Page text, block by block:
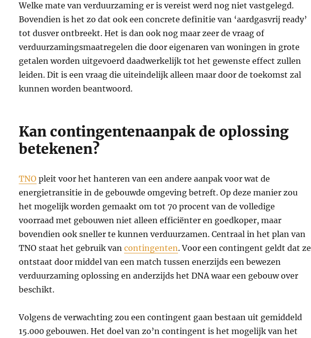
Welke mate van verduurzaming er is vereist werd nog niet vastgelegd.
Bovendien is het zo dat ook een concrete definitie van ‘aardgasvrij ready’
tot dusver ontbreekt. Het is dan ook nog maar zeer de vraag of
verduurzamingsmaatregelen die door eigenaren van woningen in grote
getalen worden uitgevoerd daadwerkelijk tot het gewenste effect zullen
leiden. Dit is een vraag die uiteindelijk alleen maar door de toekomst zal
kunnen worden beantwoord.
Kan contingentenaanpak de oplossing
betekenen?
TNO pleit voor het hanteren van een andere aanpak voor wat de
energietransitie in de gebouwde omgeving betreft. Op deze manier zou
het mogelijk worden gemaakt om tot 70 procent van de volledige
voorraad met gebouwen niet alleen efficiënter en goedkoper, maar
bovendien ook sneller te kunnen verduurzamen. Centraal in het plan van
TNO staat het gebruik van contingenten. Voor een contingent geldt dat ze
ontstaat door middel van een match tussen enerzijds een bewezen
verduurzaming oplossing en anderzijds het DNA waar een gebouw over
beschikt.
Volgens de verwachting zou een contingent gaan bestaan uit gemiddeld
15.000 gebouwen. Het doel van zo’n contingent is het mogelijk van het